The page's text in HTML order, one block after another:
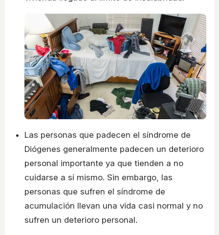
Las personas que padecen el síndrome de
Diógenes generalmente padecen un deterioro
personal importante ya que tienden a no
cuidarse a sí mismo. Sin embargo, las
personas que sufren el síndrome de
acumulación llevan una vida casi normal y no
sufren un deterioro personal.